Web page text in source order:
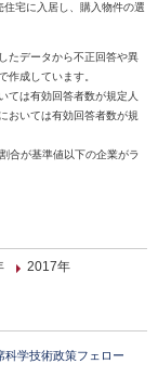
宅に入居し、購入物件の選
たデータから不正回答や異
作成しています。
ては有効回答者数が規定人
おいては有効回答者数が規
合が基準値以下の企業がラ
2017年
科学技術政策フェロー